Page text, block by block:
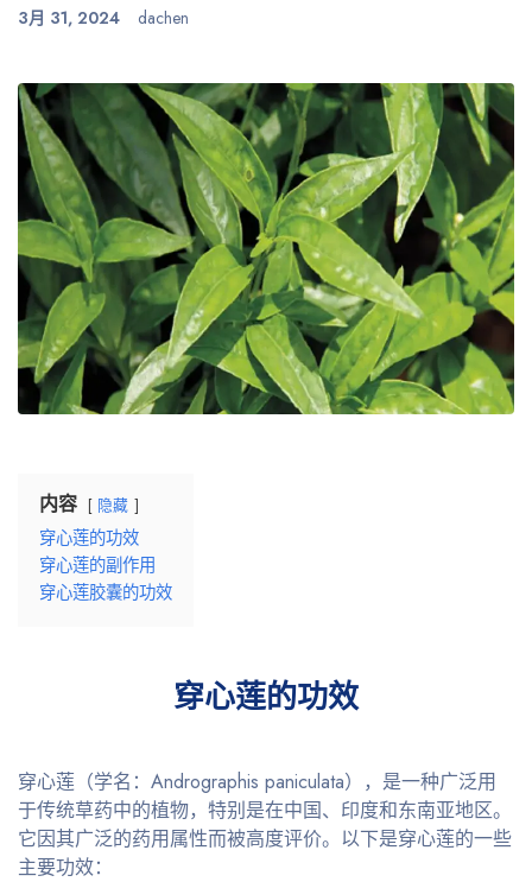
3月 31, 2024 dachen
内容 隐藏
穿心莲的功效
穿心莲的副作用
穿心莲胶囊的功效
穿心莲的功效
穿心莲（学名：Andrographis paniculata），是一种广泛用
于传统草药中的植物，特别是在中国、印度和东南亚地区。
它因其广泛的药用属性而被高度评价。以下是穿心莲的一些
主要功效：